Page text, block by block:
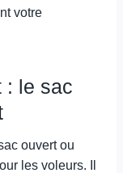
votre
: le sac
ouvert ou
les voleurs. Il